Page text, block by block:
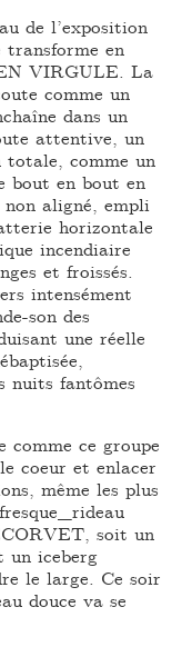
de l’exposition
en
VIRGULE. La
comme un
dans un
attentive, un
totale, comme un
bout en bout en
aligné, empli
horizontale
incendiaire
et froissés.
intensément
son des
une réelle
nuits fantômes
ce groupe
coeur et enlacer
même les plus
soit un
un iceberg
le large. Ce soir
douce va se